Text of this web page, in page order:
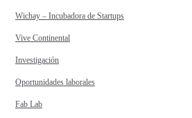
Wichay – Incubadora de Startups
Vive Continental
Investigación
Oportunidades laborales
Fab Lab